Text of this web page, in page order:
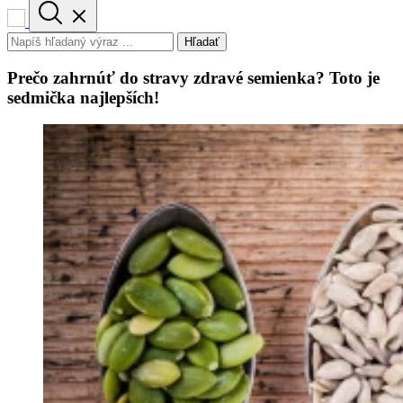
Hľadať
Prečo zahrnúť do stravy zdravé semienka? Toto je
sedmička najlepších!